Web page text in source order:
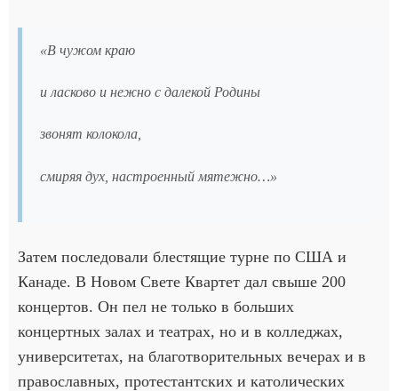
«В чужом краю
и ласково и нежно с далекой Родины
звонят колокола,
смиряя дух, настроенный мятежно…»
Затем последовали блестящие турне по США и
Канаде. В Новом Свете Квартет дал свыше 200
концертов. Он пел не только в больших
концертных залах и театрах, но и в колледжах,
университетах, на благотворительных вечерах и в
православных, протестантских и католических